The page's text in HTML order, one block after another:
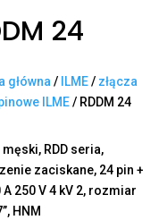
24
główna / ILME/ złącza
ILME/ RDDM 24
męski, RDD seria,
zaciskane, 24 pin +
A 250 V 4 kV 2, rozmiar
HNM